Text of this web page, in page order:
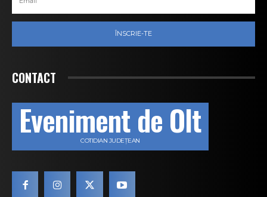
ÎNSCRIE-TE
CONTACT
Eveniment de Olt
COTIDIAN JUDEȚEAN